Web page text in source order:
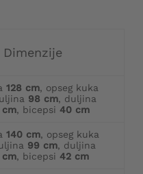
Dimenzije
128 cm, opseg kuka
98 cm, duljina
cm, bicepsi 40 cm
140 cm, opseg kuka
99 cm, duljina
cm, bicepsi 42 cm